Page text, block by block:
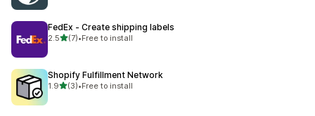
FedEx ‑ Create shipping labels
2.55つ星中
(7)
合計レビュー数：7件
•Free to install
Shopify Fulfillment Network
1.95つ星中
(3)
合計レビュー数：3件
•Free to install